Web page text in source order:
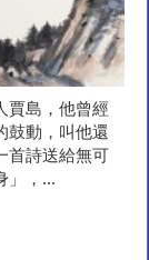
賈島，他曾經
鼓動，叫他還
首詩送給無可
」，...